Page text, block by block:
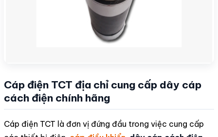
Cáp điện TCT địa chỉ cung cấp dây cáp
cách điện chính hãng
Cáp điện TCT là đơn vị đứng đầu trong việc cung cấp